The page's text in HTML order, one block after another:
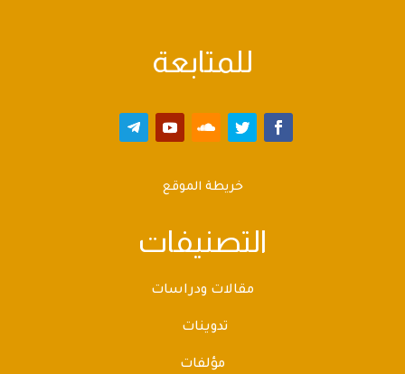
للمتابعة
خريطة الموقع
التصنيفات
مقالات ودراسات
تدوينات
مؤلفات